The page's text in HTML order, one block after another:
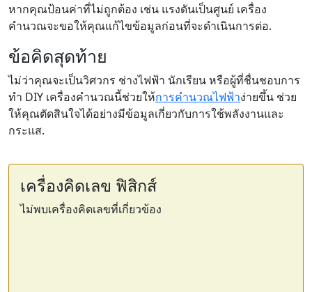
หากคุณป้อนค่าที่ไม่ถูกต้อง เช่น แรงดันเป็นศูนย์ เครื่อง
คำนวณจะขอให้คุณแก้ไขข้อมูลก่อนที่จะดำเนินการต่อ.
ข้อคิดสุดท้าย
ไม่ว่าคุณจะเป็นวิศวกร ช่างไฟฟ้า นักเรียน หรือผู้ที่ชื่นชอบการ
ทำ DIY เครื่องคำนวณนี้ช่วยให้การคำนวณไฟฟ้าง่ายขึ้น ช่วย
ให้คุณตัดสินใจได้อย่างมีข้อมูลเกี่ยวกับการใช้พลังงานและ
กระแส.
เครื่องคิดเลข ฟิสิกส์
ไม่พบเครื่องคิดเลขที่เกี่ยวข้อง